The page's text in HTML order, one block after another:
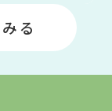
大久保
とした買
ません。
る